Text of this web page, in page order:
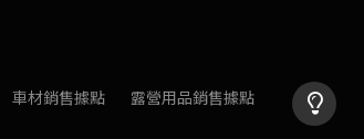
車材銷售據點 露營用品銷售據點